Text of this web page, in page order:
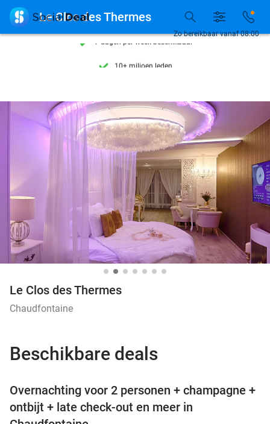
7 dagen per week beschikbaar
7 dagen per week beschikbaar
10+ miljoen leden
Zo bereikbaar vanaf 08:00
 Le Clos des Thermes
Le Clos des Thermes
Chaudfontaine
Beschikbare deals
Overnachting voor 2 personen + champagne +
ontbijt + late check-out en meer in